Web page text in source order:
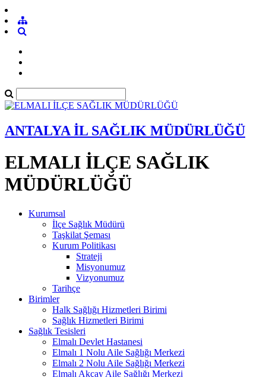
ANTALYA İL SAĞLIK MÜDÜRLÜĞÜ
ELMALI İLÇE SAĞLIK
MÜDÜRLÜĞÜ
Kurumsal
İlçe Sağlık Müdürü
Taşkilat Şeması
Kurum Politikası
Strateji
Misyonumuz
Vizyonumuz
Tarihçe
Birimler
Halk Sağlığı Hizmetleri Birimi
Sağlık Hizmetleri Birimi
Sağlık Tesisleri
Elmalı Devlet Hastanesi
Elmalı 1 Nolu Aile Sağlığı Merkezi
Elmalı 2 Nolu Aile Sağlığı Merkezi
Elmalı Akçay Aile Sağlığı Merkezi